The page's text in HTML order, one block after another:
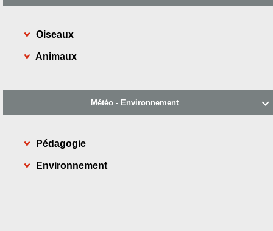
Oiseaux
Animaux

Météo - Environnement
Pédagogie
Environnement